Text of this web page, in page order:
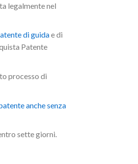
legalmente nel
di guidae di
Patente
processo di
anche senza
sette giorni.